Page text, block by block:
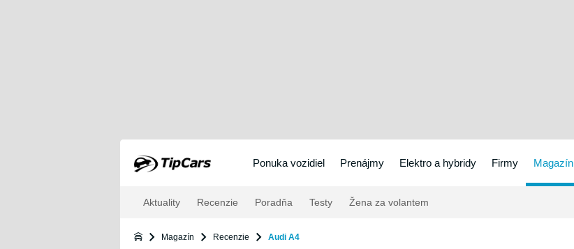
Ponuka vozidiel Prenájmy Elektro a hybridy Firmy Magazín
Aktuality Recenzie Poradňa Testy Žena za volantem
Magazín Recenzie Audi A4